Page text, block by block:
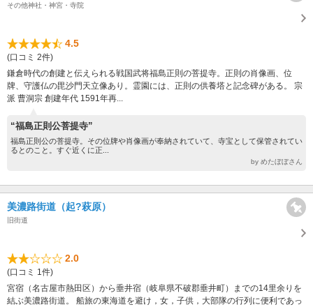
その他神社・神宮・寺院
4.5
(口コミ 2件)
鎌倉時代の創建と伝えられる戦国武将福島正則の菩提寺。正則の肖像画、位
牌、守護仏の毘沙門天立像あり。霊園には、正則の供養塔と記念碑がある。 宗
派 曹洞宗 創建年代 1591年再...
“福島正則公菩提寺”
福島正則公の菩提寺。その位牌や肖像画が奉納されていて、寺宝として保管されてい
るとのこと。すぐ近くに正...
by めたぼぼさん
美濃路街道（起?萩原）
旧街道
2.0
(口コミ 1件)
宮宿（名古屋市熱田区）から垂井宿（岐阜県不破郡垂井町）までの14里余りを
結ぶ美濃路街道。 船旅の東海道を避け，女，子供，大部隊の行列に便利であっ